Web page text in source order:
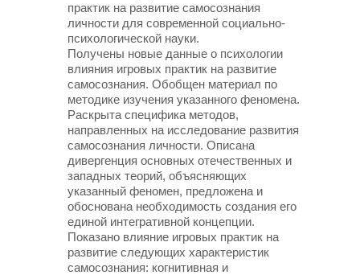
практик на развитие самосознания
личности для современной социально-
психологической науки.
Получены новые данные о психологии
влияния игровых практик на развитие
самосознания. Обобщен материал по
методике изучения указанного феномена.
Раскрыта специфика методов,
направленных на исследование развития
самосознания личности. Описана
дивергенция основных отечественных и
западных теорий, объясняющих
указанный феномен, предложена и
обоснована необходимость создания его
единой интегративной концепции.
Показано влияние игровых практик на
развитие следующих характеристик
самосознания: когнитивная и